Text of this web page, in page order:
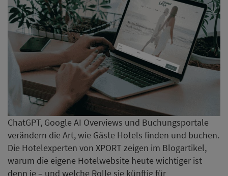
ChatGPT, Google AI Overviews und Buchungsportale
verändern die Art, wie Gäste Hotels finden und buchen.
Die Hotelexperten von XPORT zeigen im Blogartikel,
warum die eigene Hotelwebsite heute wichtiger ist
denn je – und welche Rolle sie künftig für